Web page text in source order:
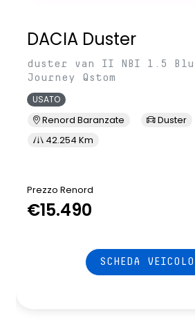
DACIA Duster
duster van II NBI 1.5
Journey Qstom
USATO
Renord Baranzate Duster
42.254 Km
Prezzo Renord
€15.490
SCHEDA VEICOLO